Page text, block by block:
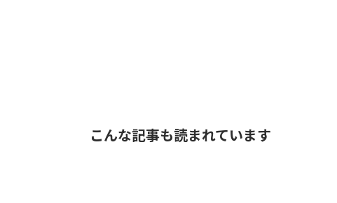
こんな記事も読まれています